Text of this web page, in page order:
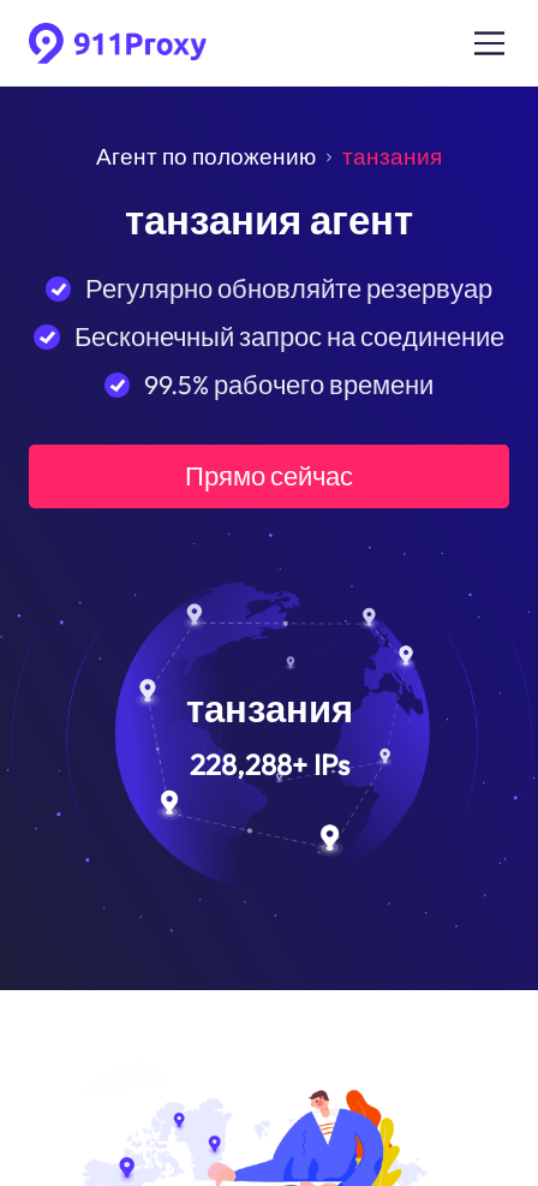
Агент по положению танзания
танзания агент
Регулярно обновляйте резервуар
Бесконечный запрос на соединение
99.5% рабочего времени
Прямо сейчас
танзания
228,288+IPs